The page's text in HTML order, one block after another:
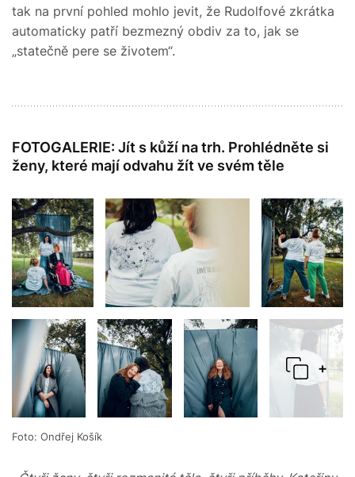
tak na první pohled mohlo jevit, že Rudolfové zkrátka
automaticky patří bezmezný obdiv za to, jak se
„statečně pere se životem“.
FOTOGALERIE: Jít s kůží na trh. Prohlédněte si
ženy, které mají odvahu žít ve svém těle
+
Foto: Ondřej Košík